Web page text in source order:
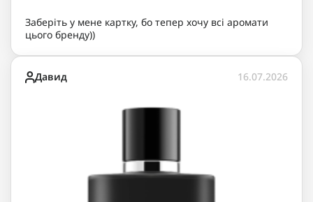
Заберіть у мене картку, бо тепер хочу всі аромати
цього бренду))
Давид 16.07.2026